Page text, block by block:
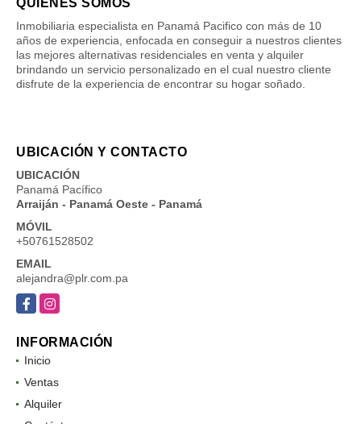
QUIÉNES SOMOS
Inmobiliaria especialista en Panamá Pacifico con más de 10
años de experiencia, enfocada en conseguir a nuestros clientes
las mejores alternativas residenciales en venta y alquiler
brindando un servicio personalizado en el cual nuestro cliente
disfrute de la experiencia de encontrar su hogar soñado.
UBICACIÓN Y CONTACTO
UBICACIÓN
Panamá Pacífico
Arraiján - Panamá Oeste - Panamá
MÓVIL
+50761528502
EMAIL
alejandra@plr.com.pa
FacebookInstagram
INFORMACIÓN
Inicio
Ventas
Alquiler